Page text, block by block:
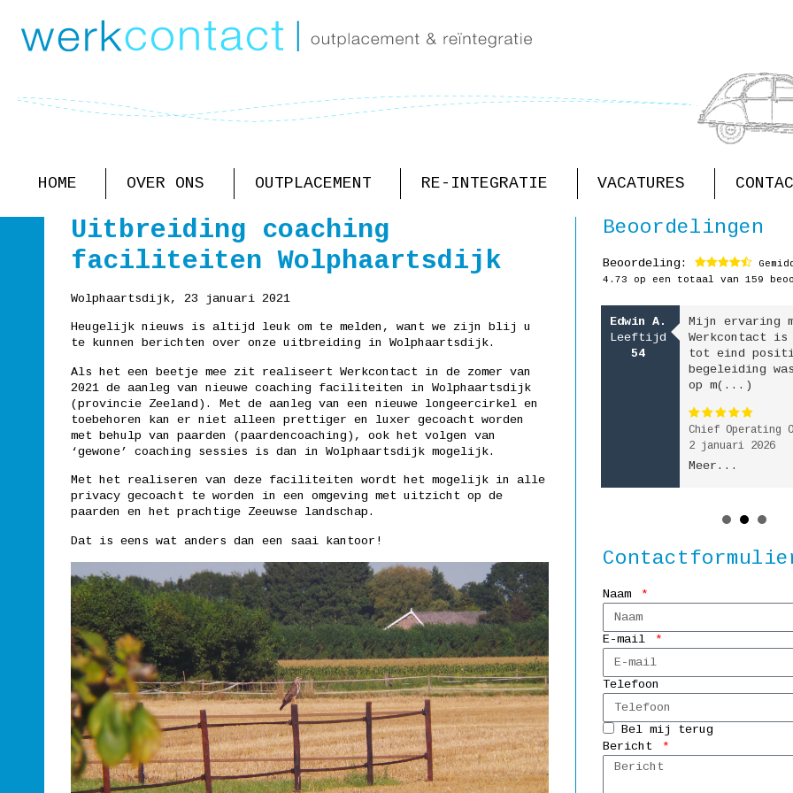
HOME OVER ONS OUTPLACEMENT RE-INTEGRATIE VACATURES
Uitbreiding coaching
faciliteiten Wolphaartsdijk
Wolphaartsdijk, 23 januari 2021
Heugelijk nieuws is altijd leuk om te melden, want we zijn blij u
te kunnen berichten over onze uitbreiding in Wolphaartsdijk.
Als het een beetje mee zit realiseert Werkcontact in de zomer van
2021 de aanleg van nieuwe coaching faciliteiten in Wolphaartsdijk
(provincie Zeeland). Met de aanleg van een nieuwe longeercirkel en
toebehoren kan er niet alleen prettiger en luxer gecoacht worden
met behulp van paarden (paardencoaching), ook het volgen van
‘gewone’ coaching sessies is dan in Wolphaartsdijk mogelijk.
Met het realiseren van deze faciliteiten wordt het mogelijk in alle
privacy gecoacht te worden in een omgeving met uitzicht op de
paarden en het prachtige Zeeuwse landschap.
Dat is eens wat anders dan een saai kantoor!
Beoordelingen
Beoordeling:
4.73 op een totaal van 159
Wilfried
van Os
58
Mijn nieuwe baan heb ik
uiteindelijk zelf
ik veel gehad aan de
begeleid(...)
Projectmanager
9 november 2025
Mike van
Bennekom
62
Door ziekte moest ik
helaas stoppen als
Hoewel ik aanvankelijk
wel wat af(...)
Medewerker weegbrug
26 mei 2026
Edwin A.
Leeftijd
54
Mijn ervaring
Werkcontact is
tot eind
begeleiding
op m(...)
Chief Operating
2 januari 2026
Meer...
Naam
E-mail
Telefoon
Bel mij terug
Bericht